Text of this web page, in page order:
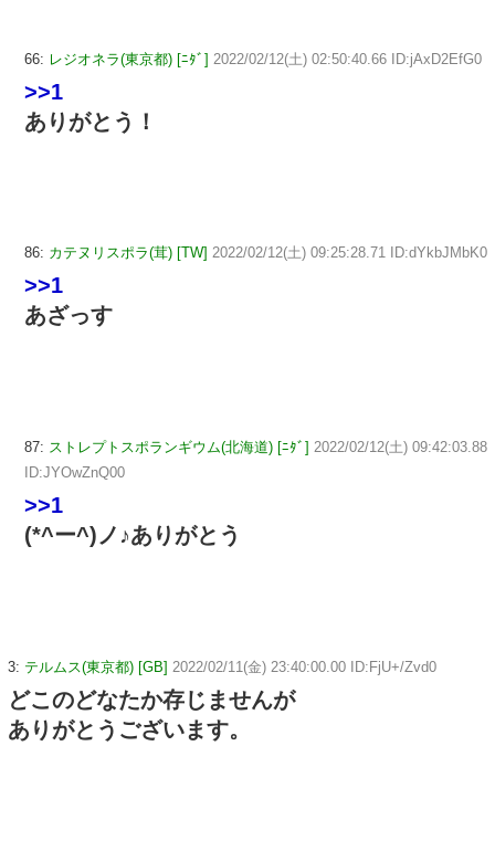
66: レジオネラ(東京都) [ﾆﾀﾞ] 2022/02/12(土) 02:50:40.66 ID:jAxD2EfG0
>>1
ありがとう！
86: カテヌリスポラ(茸) [TW] 2022/02/12(土) 09:25:28.71 ID:dYkbJMbK0
>>1
あざっす
87: ストレプトスポランギウム(北海道) [ﾆﾀﾞ] 2022/02/12(土) 09:42:03.88
ID:JYOwZnQ00
>>1
(*^ー^)ノ♪ありがとう
3: テルムス(東京都) [GB] 2022/02/11(金) 23:40:00.00 ID:FjU+/Zvd0
どこのどなたか存じませんが
ありがとうございます。